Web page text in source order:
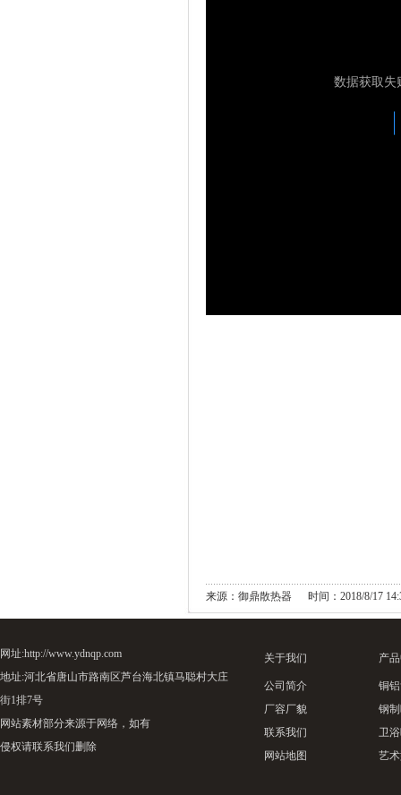
来源：御鼎散热器 时间：2018/8/17
网址:http://www.ydnqp.com
地址:河北省唐山市路南区芦台海北镇马聪村大庄
街1排7号
网站素材部分来源于网络，如有
侵权请联系我们删除
关于我们
公司简介
厂容厂貌
联系我们
网站地图
产
铜
钢
卫
艺